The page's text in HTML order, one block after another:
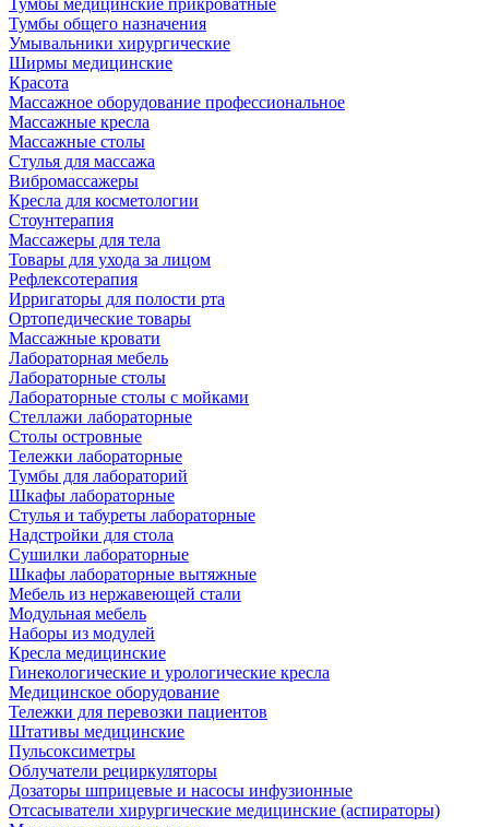
Тумбы медицинские прикроватные
Тумбы общего назначения
Умывальники хирургические
Ширмы медицинские
Красота
Массажное оборудование профессиональное
Массажные кресла
Массажные столы
Стулья для массажа
Вибромассажеры
Кресла для косметологии
Стоунтерапия
Массажеры для тела
Товары для ухода за лицом
Рефлексотерапия
Ирригаторы для полости рта
Ортопедические товары
Массажные кровати
Лабораторная мебель
Лабораторные столы
Лабораторные столы с мойками
Стеллажи лабораторные
Столы островные
Тележки лабораторные
Тумбы для лабораторий
Шкафы лабораторные
Стулья и табуреты лабораторные
Надстройки для стола
Сушилки лабораторные
Шкафы лабораторные вытяжные
Мебель из нержавеющей стали
Модульная мебель
Наборы из модулей
Кресла медицинские
Гинекологические и урологические кресла
Медицинское оборудование
Тележки для перевозки пациентов
Штативы медицинские
Пульсоксиметры
Облучатели рециркуляторы
Дозаторы шприцевые и насосы инфузионные
Отсасыватели хирургические медицинские (аспираторы)